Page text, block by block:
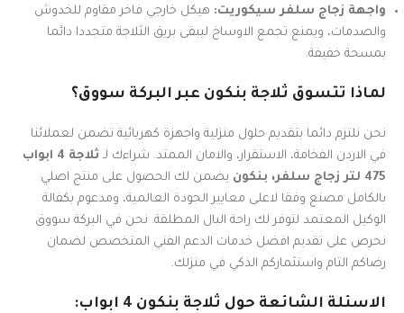
واجهة زجاج سلفر سيكوريت: هيكل خارجي فاخر مقاوم للخدوش
والصدمات، ويمنع تجمع الاوساخ ليبقى بريق الثلاجة متجددا دائما
بمسحة خفيفة.
لماذا تتسوق ثلاجة بنكون عبر البركة سووق؟
نحن نلتزم دائما بتقديم حلول منزلية واجهزة كهربائية تضمن لعملائنا
في الاردن الفخامة، الاستقرار، والامان الممتد. شراءك لـ
ثلاجة 4 ابواب
475 لتر زجاج سلفر، بنكون
يضمن لك الحصول على منتج اصلي
بالكامل مصنع وفقا لاعلى معايير الجودة العالمية، ومدعوم بكفالة
الوكيل المعتمد لتوفر لك راحة البال المطلقة. نحن في البركة سووق
نحرص على تقديم افضل خدمات الدعم الفني المتخصص لضمان
رضاكم التام واستثماركم الذكي في منزلك.
الاسئلة الشائعة حول ثلاجة بنكون 4 ابواب: